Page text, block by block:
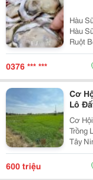
Hàu
Hàu
Ruột
Cho Gia
0376 *** ***
Cơ
Lô
Long
Cơ
Trồng
Tây
600 triệu